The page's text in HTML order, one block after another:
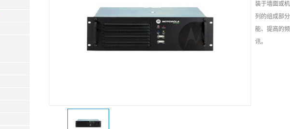
装于墙面或
列的组成部
能、提高的
讯。